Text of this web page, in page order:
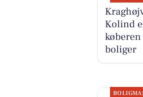
Kolind
boliger